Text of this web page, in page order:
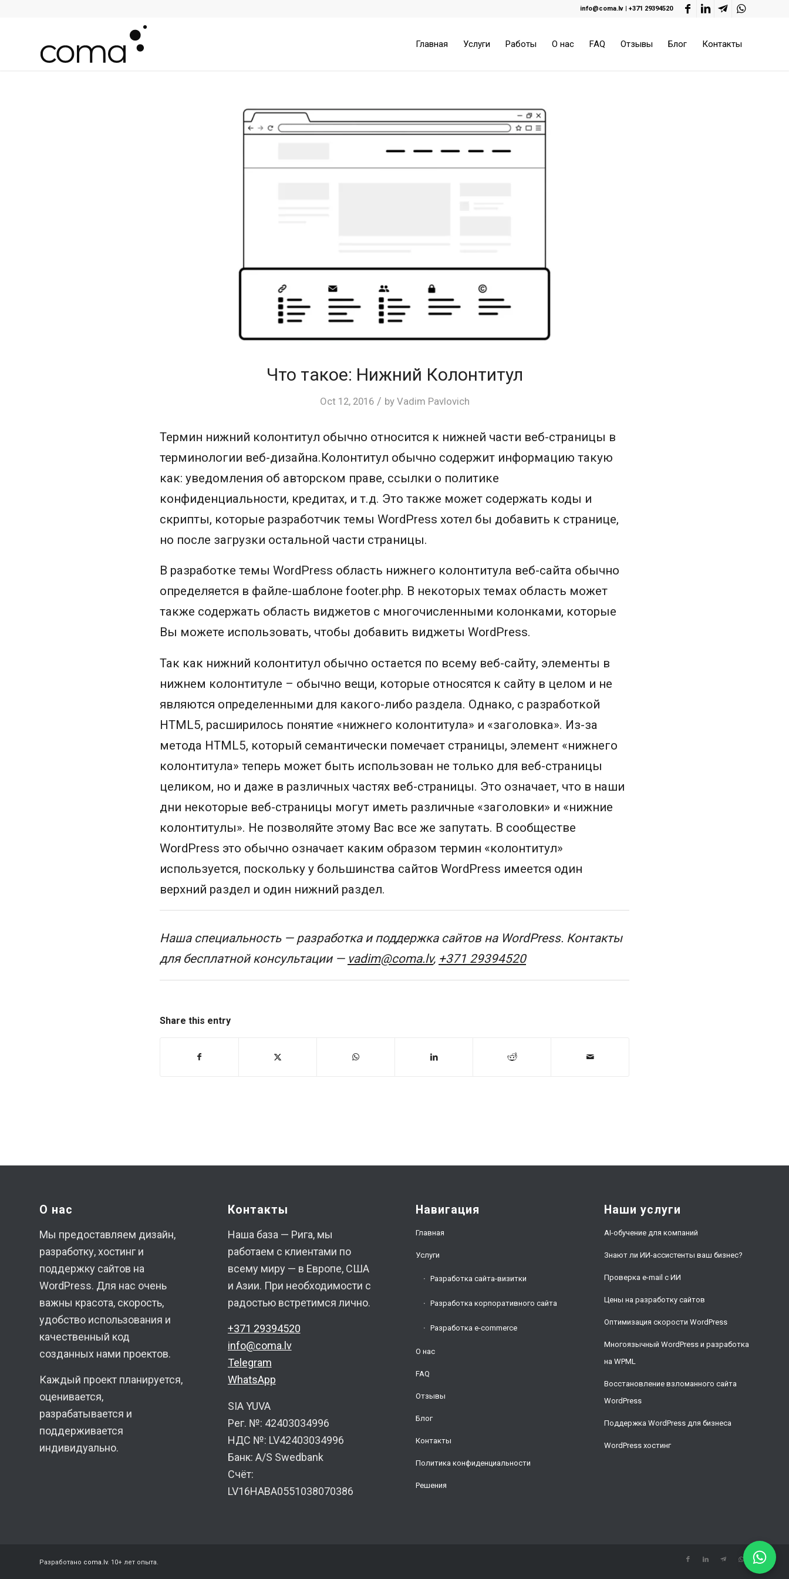
info@coma.lv | +371 29394520
Главная Услуги Работы О нас FAQ Отзывы Блог Контакты
Что такое: Нижний Колонтитул
Oct 12, 2016 / by Vadim Pavlovich
Термин нижний колонтитул обычно относится к нижней части веб-страницы в
терминологии веб-дизайна.Колонтитул обычно содержит информацию такую
как: уведомления об авторском праве, ссылки о политике
конфиденциальности, кредитах, и т.д. Это также может содержать коды и
скрипты, которые разработчик темы WordPress хотел бы добавить к странице,
но после загрузки остальной части страницы.
В разработке темы WordPress область нижнего колонтитула веб-сайта обычно
определяется в файле-шаблоне footer.php. В некоторых темах область может
также содержать область виджетов с многочисленными колонками, которые
Вы можете использовать, чтобы добавить виджеты WordPress.
Так как нижний колонтитул обычно остается по всему веб-сайту, элементы в
нижнем колонтитуле – обычно вещи, которые относятся к сайту в целом и не
являются определенными для какого-либо раздела. Однако, с разработкой
HTML5, расширилось понятие «нижнего колонтитула» и «заголовка». Из-за
метода HTML5, который семантически помечает страницы, элемент «нижнего
колонтитула» теперь может быть использован не только для веб-страницы
целиком, но и даже в различных частях веб-страницы. Это означает, что в наши
дни некоторые веб-страницы могут иметь различные «заголовки» и «нижние
колонтитулы». Не позволяйте этому Вас все же запутать. В сообществе
WordPress это обычно означает каким образом термин «колонтитул»
используется, поскольку у большинства сайтов WordPress имеется один
верхний раздел и один нижний раздел.
Наша специальность — разработка и поддержка сайтов на WordPress. Контакты
для бесплатной консультации — vadim@coma.lv, +371 29394520
Share this entry
О нас
Мы предоставляем дизайн,
разработку, хостинг и
поддержку сайтов на
WordPress. Для нас очень
важны красота, скорость,
удобство использования и
качественный код
созданных нами проектов.
Каждый проект планируется,
оценивается,
разрабатывается и
поддерживается
индивидуально.
Контакты
Наша база — Рига, мы
работаем с клиентами по
всему миру — в Европе, США
и Азии. При необходимости с
радостью встретимся лично.
+371 29394520
info@coma.lv
Telegram
WhatsApp
SIA YUVA
Рег. №: 42403034996
НДС №: LV42403034996
Банк: A/S Swedbank
Счёт:
LV16HABA0551038070386
Навигация
Главная
Услуги
Разработка сайта-визитки
Разработка корпоративного сайта
Разработка e-commerce
О нас
FAQ
Отзывы
Блог
Контакты
Политика конфиденциальности
Решения
Наши услуги
AI-обучение для компаний
Знают ли ИИ-ассистенты ваш бизнес?
Проверка e-mail с ИИ
Цены на разработку сайтов
Оптимизация скорости WordPress
Многоязычный WordPress и разработка
на WPML
Восстановление взломанного сайта
WordPress
Поддержка WordPress для бизнеса
WordPress хостинг
Разработано coma.lv. 10+ лет опыта.